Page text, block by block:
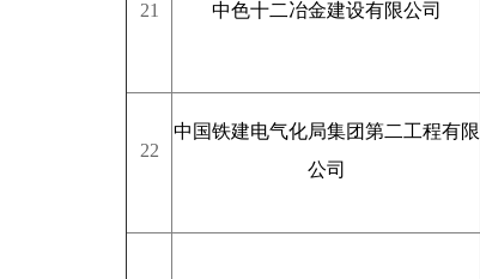
21 中色十二冶金建设有限公司
22
中国铁建电气化局集团第二工程有限
公司